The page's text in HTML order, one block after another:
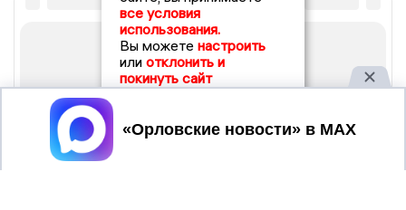
все условия
использования.
Вы можете настроить
или отклонить и
покинуть сайт
Принять